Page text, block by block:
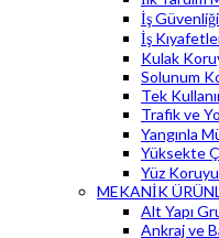
İş
İş
Kulak
Solunum
Tek
Trafik ve
Yangınla
Yüksekte
Yüz
MEKANİK
Alt Yapı
Ankraj ve